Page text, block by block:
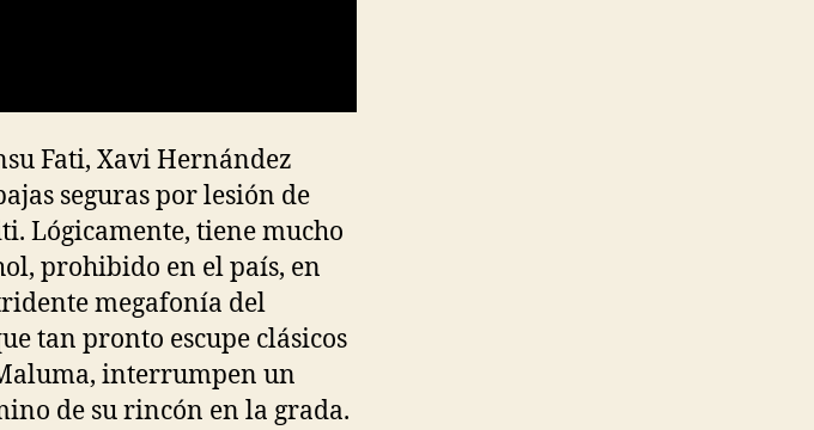
Fati, Xavi Hernández
seguras por lesión de
Lógicamente, tiene mucho
prohibido en el país, en
megafonía del
tan pronto escupe clásicos
interrumpen un
de su rincón en la grada.